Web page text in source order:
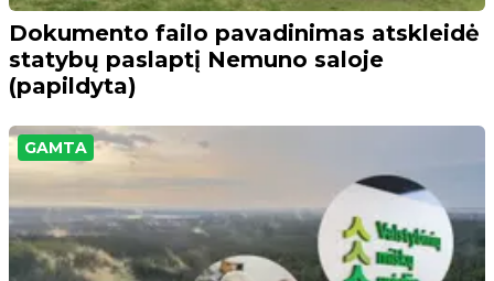
Dokumento failo pavadinimas atskleidė
statybų paslaptį Nemuno saloje
(papildyta)
GAMTA